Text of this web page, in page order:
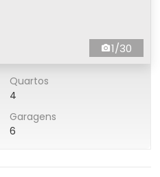
1/30
Quartos
4
Garagens
6